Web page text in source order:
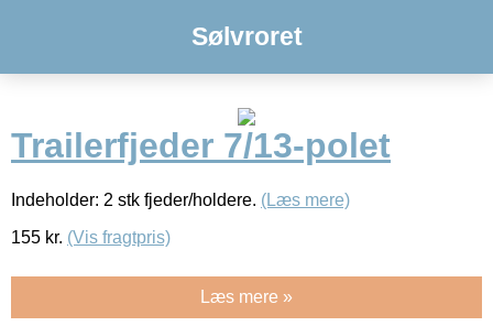
Sølvroret
Trailerfjeder 7/13-polet
Indeholder: 2 stk fjeder/holdere. (Læs mere)
155 kr. (Vis fragtpris)
Læs mere »